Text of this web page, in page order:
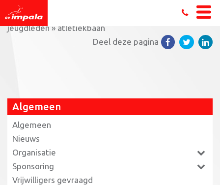
Home»Orange games voor vluchtelingen en
jeugdleden » atletiekbaan
Deel deze pagina
Algemeen
Algemeen
Nieuws
Organisatie
Sponsoring
Vrijwilligers gevraagd